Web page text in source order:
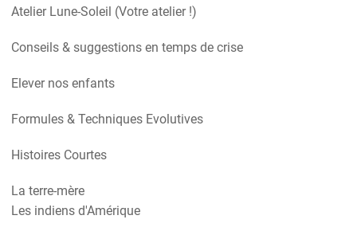
Atelier Lune-Soleil (Votre atelier !)
Conseils & suggestions en temps de crise
Elever nos enfants
Formules & Techniques Evolutives
Histoires Courtes
La terre-mère
Les indiens d'Amérique